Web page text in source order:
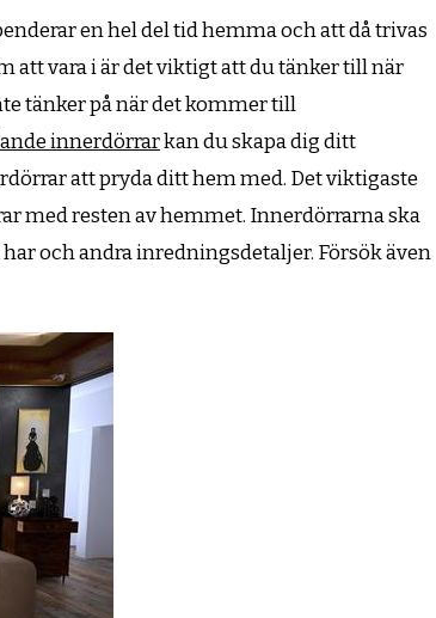
en hel del tid hemma och att då trivas
att vara i är det viktigt att du tänker till när
tänker på när det kommer till
innerdörrarkan du skapa dig ditt
att pryda ditt hem med. Det viktigaste
med resten av hemmet. Innerdörrarna ska
och andra inredningsdetaljer. Försök även